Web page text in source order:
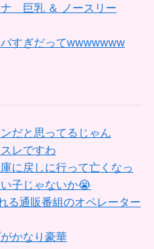
ナ 巨乳 ＆ ノースリー
すぎだってwwwwwww
だと思ってるじゃん
レですわ
に戻しに行って亡くなっ
子じゃないか😭
る通販番組のオペレーター
かなり豪華